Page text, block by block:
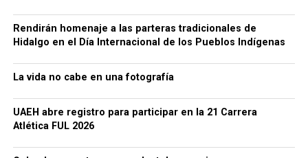
Rendirán homenaje a las parteras tradicionales de
Hidalgo en el Día Internacional de los Pueblos Indígenas
La vida no cabe en una fotografía
UAEH abre registro para participar en la 21 Carrera
Atlética FUL 2026